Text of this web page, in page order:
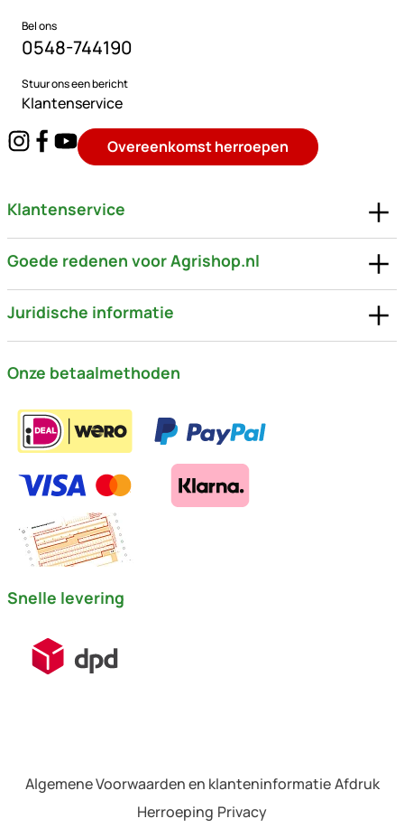
Bel ons
0548-744190
Stuur ons een bericht
Klantenservice
Overeenkomst herroepen
Klantenservice
Goede redenen voor Agrishop.nl
Juridische informatie
Onze betaalmethoden
Snelle levering
Algemene Voorwaarden en klanteninformatie Afdruk
Herroeping Privacy